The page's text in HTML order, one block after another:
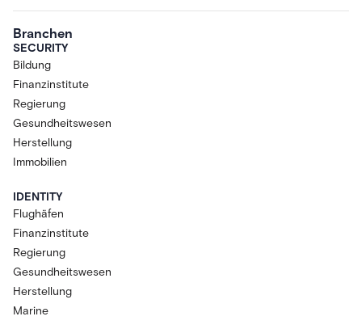
Branchen
SECURITY
Bildung
Finanzinstitute
Regierung
Gesundheitswesen
Herstellung
Immobilien
IDENTITY
Flughäfen
Finanzinstitute
Regierung
Gesundheitswesen
Herstellung
Marine